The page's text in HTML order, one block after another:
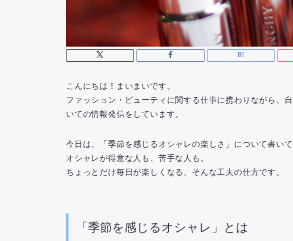
こんにちは！まいまいです。
ファッション・ビューティに関する仕事に携わりながら、
いての情報発信をしています。
今日は、 「季節を感じるオシャレの楽しさ」 について書い
オシャレが得意な人も、苦手な人も。
ちょっとだけ毎日が楽しくなる、そんな工夫の仕方です。
「季節を感じるオシャレ」とは